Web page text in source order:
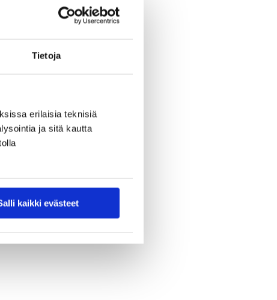
Tietoja
erilaisia teknisiä
ja sitä kautta
kaikki evästeet